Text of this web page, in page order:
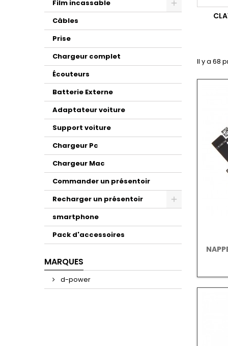
Film incassable
Câbles
Prise
Chargeur complet
Écouteurs
Batterie Externe
Adaptateur voiture
Support voiture
Chargeur Pc
Chargeur Mac
Commander un présentoir
Recharger un présentoir
smartphone
Pack d'accessoires
MARQUES
d-power
Il y a 68